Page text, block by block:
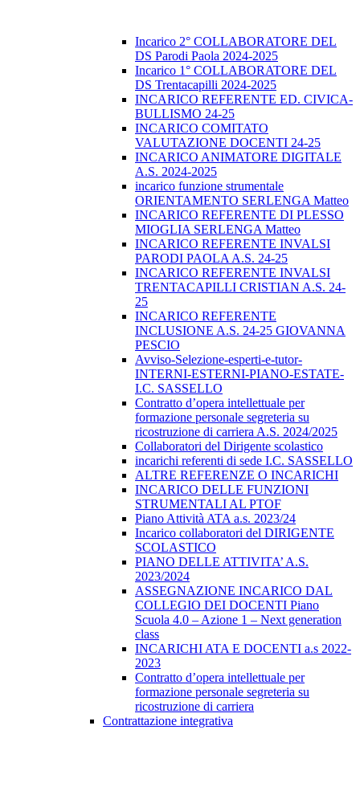
Incarico 2° COLLABORATORE DEL
DS Parodi Paola 2024-2025
Incarico 1° COLLABORATORE DEL
DS Trentacapilli 2024-2025
INCARICO REFERENTE ED. CIVICA-
BULLISMO 24-25
INCARICO COMITATO
VALUTAZIONE DOCENTI 24-25
INCARICO ANIMATORE DIGITALE
A.S. 2024-2025
incarico funzione strumentale
ORIENTAMENTO SERLENGA Matteo
INCARICO REFERENTE DI PLESSO
MIOGLIA SERLENGA Matteo
INCARICO REFERENTE INVALSI
PARODI PAOLA A.S. 24-25
INCARICO REFERENTE INVALSI
TRENTACAPILLI CRISTIAN A.S. 24-
25
INCARICO REFERENTE
INCLUSIONE A.S. 24-25 GIOVANNA
PESCIO
Avviso-Selezione-esperti-e-tutor-
INTERNI-ESTERNI-PIANO-ESTATE-
I.C. SASSELLO
Contratto d’opera intellettuale per
formazione personale segreteria su
ricostruzione di carriera A.S. 2024/2025
Collaboratori del Dirigente scolastico
incarichi referenti di sede I.C. SASSELLO
ALTRE REFERENZE O INCARICHI
INCARICO DELLE FUNZIONI
STRUMENTALI AL PTOF
Piano Attività ATA a.s. 2023/24
Incarico collaboratori del DIRIGENTE
SCOLASTICO
PIANO DELLE ATTIVITA’ A.S.
2023/2024
ASSEGNAZIONE INCARICO DAL
COLLEGIO DEI DOCENTI Piano
Scuola 4.0 – Azione 1 – Next generation
class
INCARICHI ATA E DOCENTI a.s 2022-
2023
Contratto d’opera intellettuale per
formazione personale segreteria su
ricostruzione di carriera
Contrattazione integrativa